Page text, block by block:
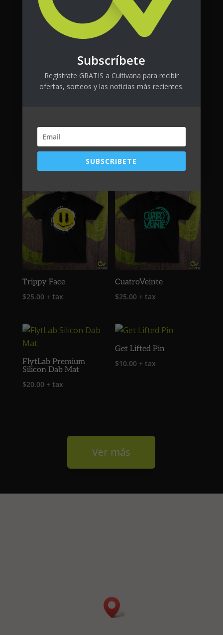
FlytLab CTRL
$25.00
Trippy Face
$25.00 + tax
CuatroVeinte
$25.00 + tax
FlytLab Premium
Silicon Dab Mat
$20.00 + tax
Get Lifted Pin
$10.00 + tax
Ver más
Subscríbete
Regístrate GRATIS a Cultivana para recibir
ofertas, sorteos y las noticias más recientes.
SUBSCRIBETE